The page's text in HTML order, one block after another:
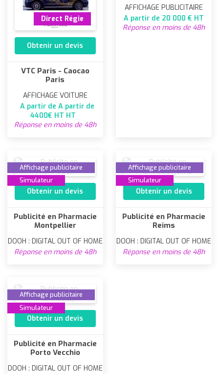
Direct Régie
Obtenir un devis
VTC Paris - Caocao
Paris
AFFICHAGE VOITURE
A partir de A partir de
4400€ HT HT
Réponse en moins de 48h
AFFICHAGE PUBLICITAIRE
A partir de 20 000 € HT
Réponse en moins de 48h
Affichage publicitaire
Simulateur
Obtenir un devis
Publicité en Pharmacie
Montpellier
DOOH : DIGITAL OUT OF HOME
Réponse en moins de 48h
Affichage publicitaire
Simulateur
Obtenir un devis
Publicité en Pharmacie
Reims
DOOH : DIGITAL OUT OF HOME
Réponse en moins de 48h
Affichage publicitaire
Simulateur
Obtenir un devis
Publicité en Pharmacie
Porto Vecchio
DOOH : DIGITAL OUT OF HOME